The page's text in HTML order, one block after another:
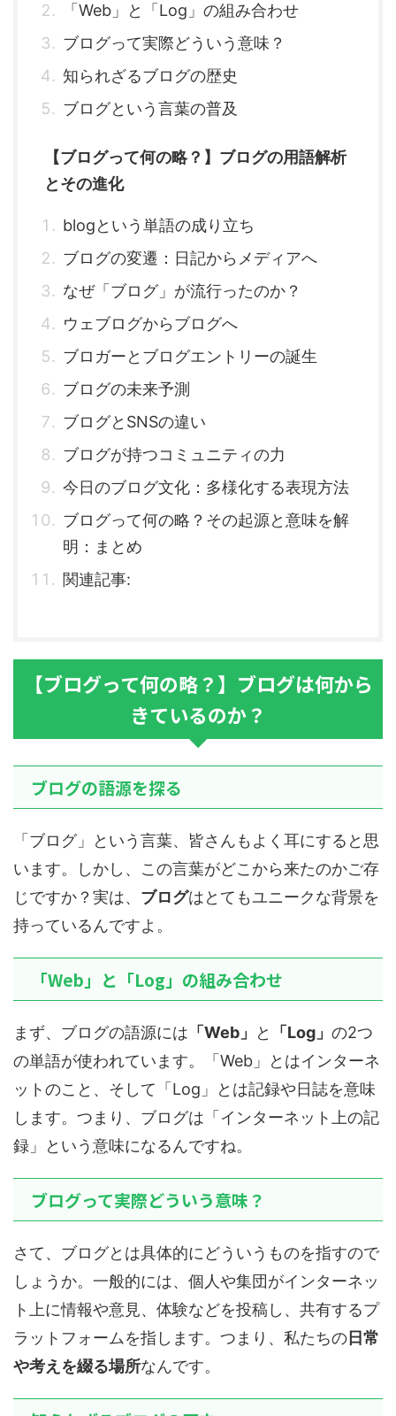
「Web」と「Log」の組み合わせ
ブログって実際どういう意味？
知られざるブログの歴史
ブログという言葉の普及
【ブログって何の略？】ブログの用語解析
とその進化
blogという単語の成り立ち
ブログの変遷：日記からメディアへ
なぜ「ブログ」が流行ったのか？
ウェブログからブログへ
ブロガーとブログエントリーの誕生
ブログの未来予測
ブログとSNSの違い
ブログが持つコミュニティの力
今日のブログ文化：多様化する表現方法
ブログって何の略？その起源と意味を解
明：まとめ
関連記事:
【ブログって何の略？】ブログは何から
きているのか？
ブログの語源を探る
「ブログ」という言葉、皆さんもよく耳にすると思
います。しかし、この言葉がどこから来たのかご存
じですか？実は、 ブログはとてもユニークな背景を
持っているんですよ。
「Web」と「Log」の組み合わせ
まず、ブログの語源には 「Web」 と 「Log」 の2つ
の単語が使われています。「Web」とはインターネ
ットのこと、そして「Log」とは記録や日誌を意味
します。つまり、ブログは「インターネット上の記
録」という意味になるんですね。
ブログって実際どういう意味？
さて、ブログとは具体的にどういうものを指すので
しょうか。一般的には、個人や集団がインターネッ
ト上に情報や意見、体験などを投稿し、共有するプ
ラットフォームを指します。つまり、私たちの日常
や考えを綴る場所なんです。